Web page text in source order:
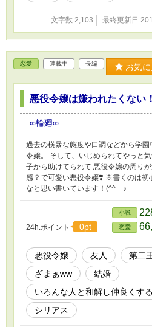
文字数 2,103 最終更新日
恋愛 連載中 長編 お気
悪役令嬢は嫌われたくない
∞輪廻∞
過去の横暴な態度や口調などから学
令嬢。 そして、いじめられてやっと
子から助けてられて 悪役令嬢の周り
感？で可愛い悪役令嬢❣️ ※書くのは初
なと思い書いています！(^^ゝ♪
24h.ポイント 0pt
小説
恋愛
悪役令嬢 友人 第二
ざまぁww
結婚
いろんな人と和解し仲良くする
シリアス